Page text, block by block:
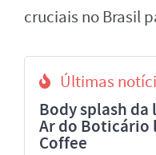
cruciais no Brasil
Últimas
Body splash
Ar do Boticário
Coffee